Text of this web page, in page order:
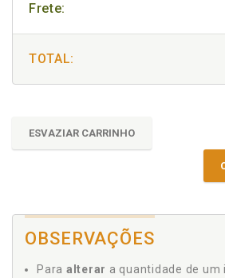
Frete:
TOTAL:
ESVAZIAR CARRINHO
OBSERVAÇÕES
Para alterar a quantidade de um